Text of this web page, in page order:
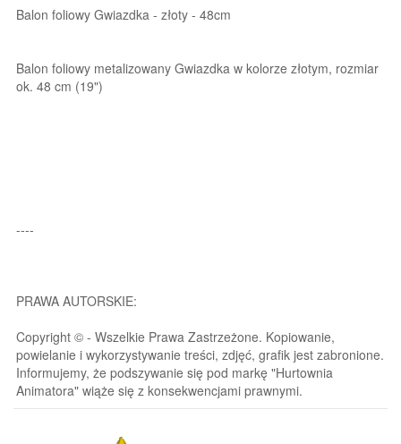
Balon foliowy Gwiazdka - złoty - 48cm
Balon foliowy metalizowany Gwiazdka w kolorze złotym, rozmiar
ok. 48 cm (19")
----
PRAWA AUTORSKIE:
Copyright © - Wszelkie Prawa Zastrzeżone. Kopiowanie,
powielanie i wykorzystywanie treści, zdjęć, grafik jest zabronione.
Informujemy, że podszywanie się pod markę "Hurtownia
Animatora" wiąże się z konsekwencjami prawnymi.